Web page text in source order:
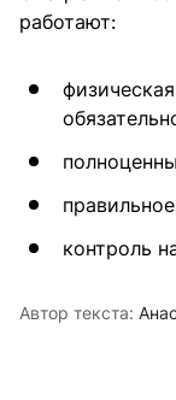
работают:
контроль
Автор текста: